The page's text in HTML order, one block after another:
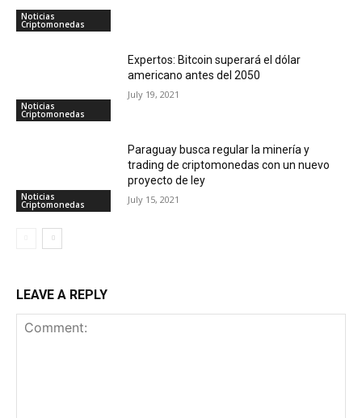
Noticias
Criptomonedas
Noticias
Criptomonedas
Expertos: Bitcoin superará el dólar
americano antes del 2050
July 19, 2021
Noticias
Criptomonedas
Paraguay busca regular la minería y
trading de criptomonedas con un nuevo
proyecto de ley
July 15, 2021
LEAVE A REPLY